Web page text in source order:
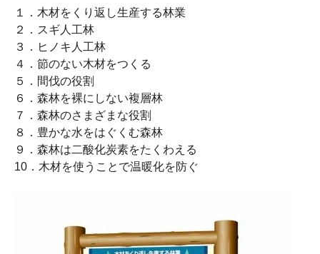
１．木材をくり返し生産する林業
２．スギ人工林
３．ヒノキ人工林
４．節のない木材をつくる
５．間伐の役割
６．森林を裸にしない複層林
７．森林のさまざまな役割
８．豊かな水をはぐくむ森林
９．森林は二酸化炭素をたくわえる
10．木材を使うことで温暖化を防ぐ